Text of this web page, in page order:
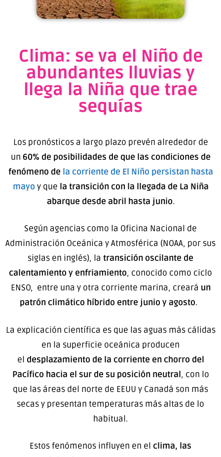
Clima: se va el Niño de
abundantes lluvias y
llega la Niña que trae
sequías
Los pronósticos a largo plazo prevén alrededor de
un 60% de posibilidades de que las condiciones de
fenómeno de la corriente de El Niño persistan hasta
mayo y que la transición con la llegada de La Niña
abarque desde abril hasta junio.
Según agencias como la Oficina Nacional de
Administración Oceánica y Atmosférica (NOAA, por sus
siglas en inglés), la transición oscilante de
calentamiento y enfriamiento, conocido como ciclo
ENSO, entre una y otra corriente marina, creará un
patrón climático híbrido entre junio y agosto.
La explicación científica es que las aguas más cálidas
en la superficie oceánica producen
el desplazamiento de la corriente en chorro del
Pacífico hacia el sur de su posición neutral, con lo
que las áreas del norte de EEUU y Canadá son más
secas y presentan temperaturas más altas de lo
habitual.
Estos fenómenos influyen en el clima, las